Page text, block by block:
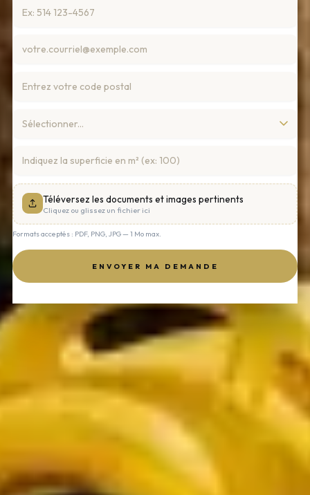
Téléversez les documents et images pertinents
Cliquez ou glissez un fichier ici
Formats acceptés : PDF, PNG, JPG — 1 Mo max.
ENVOYER MA DEMANDE